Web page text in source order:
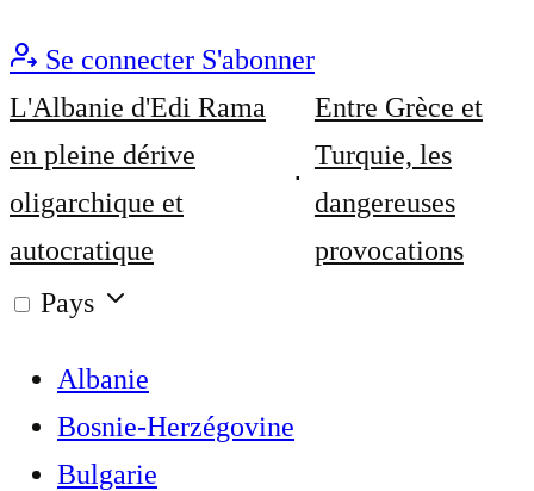
Se connecter S'abonner
L'Albanie d'Edi Rama
en pleine dérive
oligarchique et
autocratique
Entre Grèce et
Turquie, les
dangereuses
provocations
Pays
Albanie
Bosnie-Herzégovine
Bulgarie